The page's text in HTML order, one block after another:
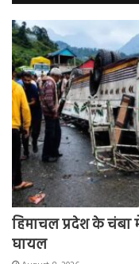
हिमाचल प्रदेश के चंबा
घायल